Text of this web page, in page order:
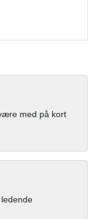
med på kort